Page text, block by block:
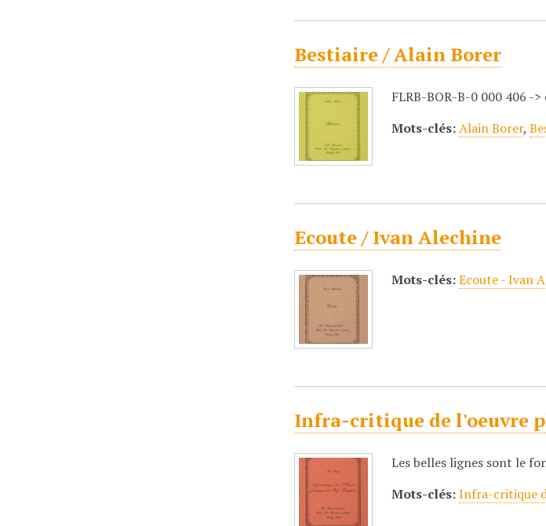
Bestiaire / Alain Borer
FLRB-BOR-B-0 000 406 -
Mots-clés:Alain Borer,
Ecoute / Ivan Alechine
Mots-clés:Ecoute - Ivan
Infra-critique de l'oeuvre
Les belles lignes sont le
Mots-clés:Infra-critique